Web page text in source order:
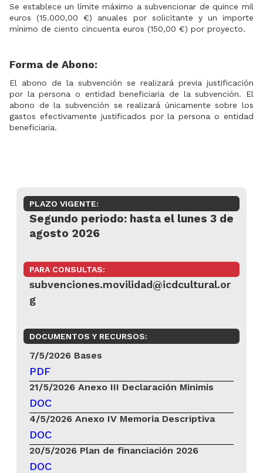
Se establece un límite máximo a subvencionar de quince mil
euros (15.000,00 €) anuales por solicitante y un importe
mínimo de ciento cincuenta euros (150,00 €) por proyecto.
Forma de Abono:
El abono de la subvención se realizará previa justificación
por la persona o entidad beneficiaria de la subvención. El
abono de la subvención se realizará únicamente sobre los
gastos efectivamente justificados por la persona o entidad
beneficiaria.
PLAZO VIGENTE:
Segundo periodo: hasta el lunes 3 de
agosto 2026
PARA CONSULTAS:
subvenciones.movilidad@icdcultural.or
g
DOCUMENTOS Y RECURSOS:
7/5/2026 Bases
PDF
21/5/2026 Anexo III Declaración Minimis
DOC
4/5/2026 Anexo IV Memoria Descriptiva
DOC
20/5/2026 Plan de financiación 2026
DOC